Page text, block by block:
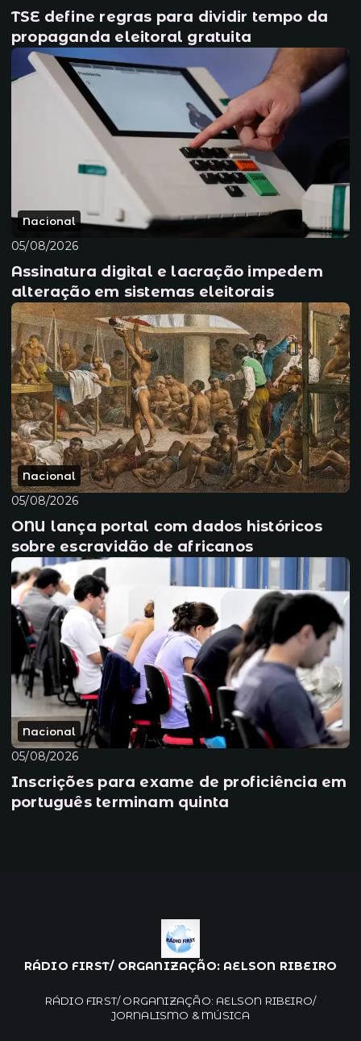
TSE define regras para dividir tempo da
propaganda eleitoral gratuita
Nacional
05/08/2026
Assinatura digital e lacração impedem
alteração em sistemas eleitorais
Nacional
05/08/2026
ONU lança portal com dados históricos
sobre escravidão de africanos
Nacional
05/08/2026
Inscrições para exame de proficiência em
português terminam quinta
RÁDIO FIRST/ ORGANIZAÇÃO: AELSON RIBEIRO
RÁDIO FIRST/ ORGANIZAÇÃO: AELSON RIBEIRO/
JORNALISMO & MÚSICA